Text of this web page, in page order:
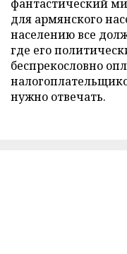
фантастический
для армянского
населению все
где его
беспрекословно
нужно отвечать.